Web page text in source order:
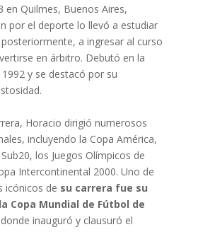
en Quilmes, Buenos Aires,
por el deporte lo llevó a estudiar
posteriormente, a ingresar al curso
en árbitro. Debutó en la
y se destacó por su
Horacio dirigió numerosos
incluyendo la Copa América,
los Juegos Olímpicos de
Intercontinental 2000. Uno de
icónicos de su carrera fue su
Copa Mundial de Fútbol de
inauguró y clausuró el